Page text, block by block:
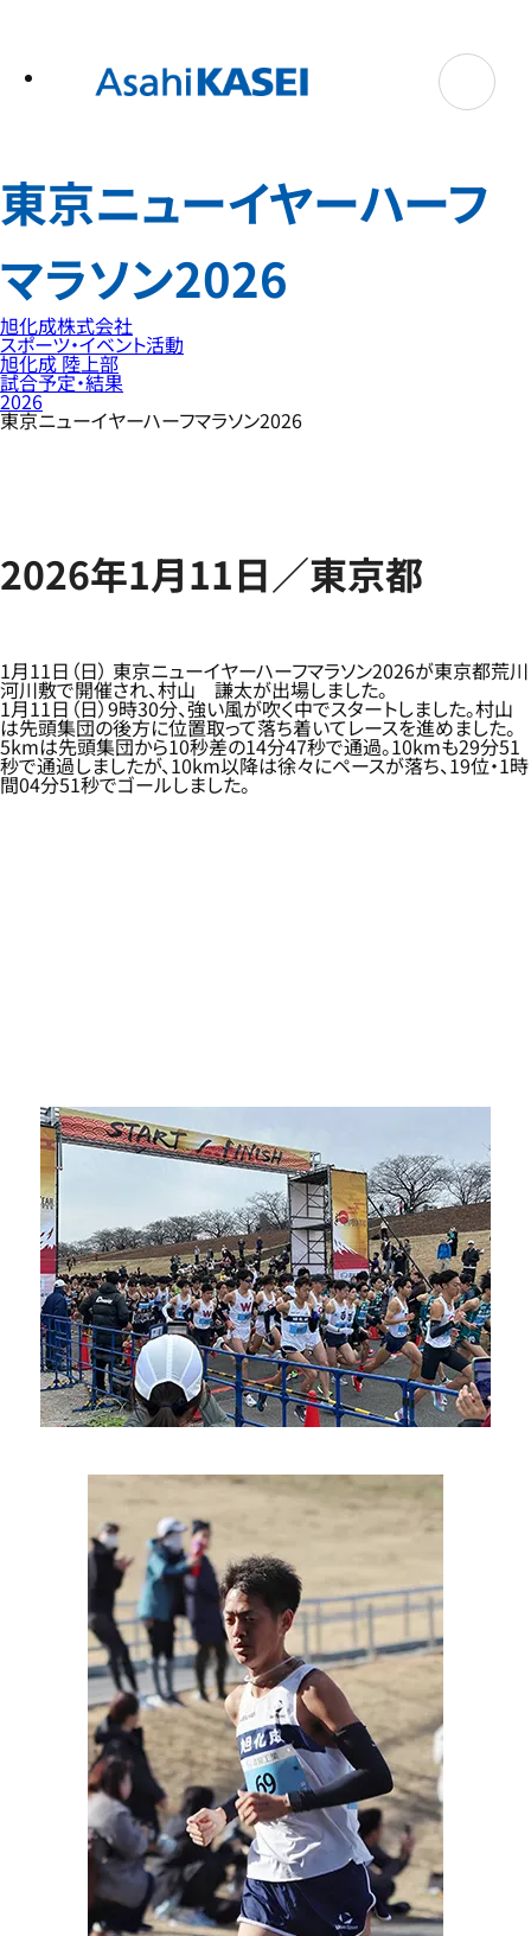
東京ニューイヤーハーフ
マラソン2026
旭化成株式会社
スポーツ・イベント活動
旭化成 陸上部
試合予定・結果
2026
東京ニューイヤーハーフマラソン2026
2026年1月11日／東京都
1月11日（日） 東京ニューイヤーハーフマラソン2026が東京都荒川
河川敷で開催され、村山 謙太が出場しました。
1月11日（日）9時30分、強い風が吹く中でスタートしました。村山
は先頭集団の後方に位置取って落ち着いてレースを進めました。
5kmは先頭集団から10秒差の14分47秒で通過。10kmも29分51
秒で通過しましたが、10km以降は徐々にペースが落ち、19位・1時
間04分51秒でゴールしました。